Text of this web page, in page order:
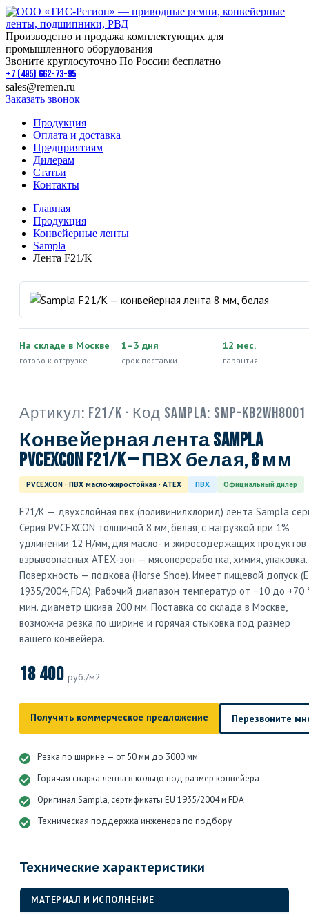
Производство и продажа комплектующих для
промышленного оборудования
Звоните круглосуточно По России бесплатно
+7 (495) 662-73-95
sales@remen.ru
Заказать звонок
Продукция
Оплата и доставка
Предприятиям
Дилерам
Статьи
Контакты
Главная
Продукция
Конвейерные ленты
Sampla
Лента F21/K
На складе в Москве
готово к отгрузке
1–3 дня
срок поставки
12 мес.
гарантия
Артикул: F21/K · Код Sampla: SMP-KB2WH8001
Конвейерная лента Sampla
PVCEXCON F21/K — ПВХ белая, 8 мм
PVCEXCON · ПВХ масло-жиростойкая · ATEX ПВХ Официальный дилер
F21/K — двухслойная пвх (поливинилхлорид) лента Sampla
Серия PVCEXCON толщиной 8 мм, белая, с нагрузкой при 1%
удлинении 12 Н/мм, для масло- и жиросодержащих продуктов
взрывоопасных ATEX-зон — мясопереработка, химия, упаковка.
Поверхность — подкова (Horse Shoe). Имеет пищевой допуск
1935/2004, FDA). Рабочий диапазон температур от −10 до +70
мин. диаметр шкива 200 мм. Поставка со склада в Москве,
возможна резка по ширине и горячая стыковка под размер
вашего конвейера.
18 400 руб./м2
Получить коммерческое предложение Перезвоните
Резка по ширине — от 50 мм до 3000 мм
Горячая сварка ленты в кольцо под размер конвейера
Оригинал Sampla, сертификаты EU 1935/2004 и FDA
Техническая поддержка инженера по подбору
Технические характеристики
МАТЕРИАЛ И ИСПОЛНЕНИЕ